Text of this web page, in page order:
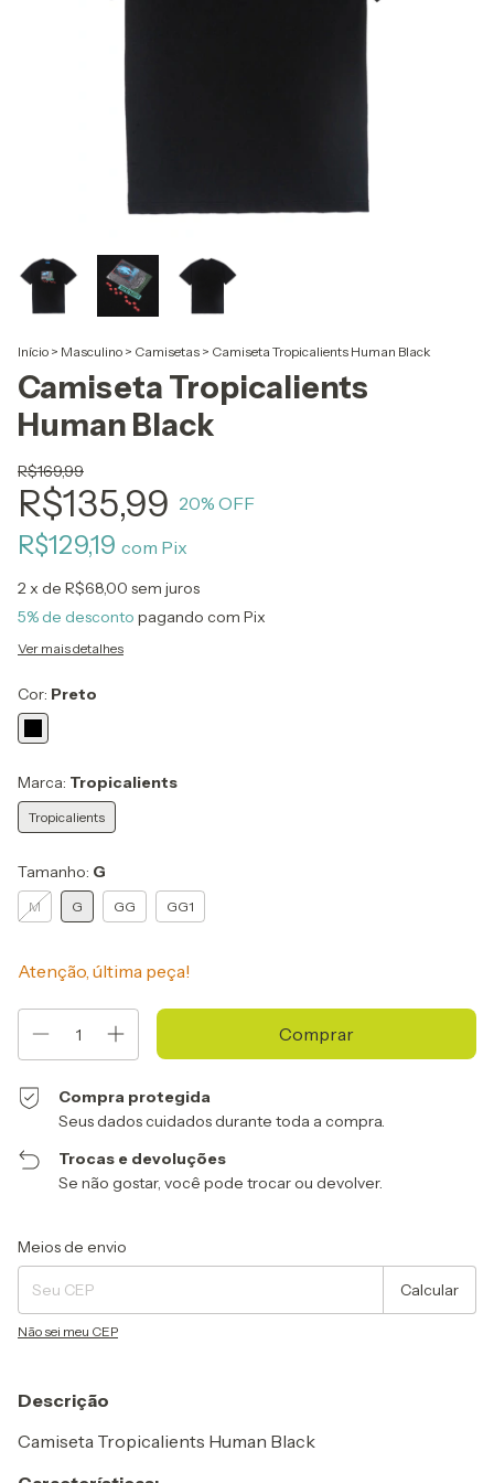
Início > Masculino > Camisetas > Camiseta Tropicalients Human Black
Camiseta Tropicalients
Human Black
R$169,99
R$135,99 20% OFF
R$129,19 com Pix
2x de R$68,00 sem juros
5% de desconto pagando com Pix
Ver mais detalhes
Cor: Preto
Marca: Tropicalients
Tropicalients
Tamanho: G
M G GG GG1
Atenção, última peça!
Compra protegida
Seus dados cuidados durante toda a compra.
Trocas e devoluções
Se não gostar, você pode trocar ou devolver.
Entregas para o CEP:
Meios de envio
Calcular
Não sei meu CEP
Descrição
Camiseta Tropicalients Human Black